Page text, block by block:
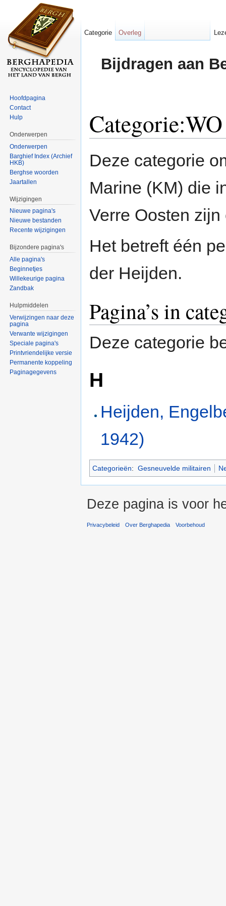
Bijdragen aan
Deze categorie
Marine (KM) die
Verre Oosten
Het betreft één
der Heijden.
Pagina’s in
Deze categorie
H
Heijden,
1942)
Categorieën: Gesneuvelde militairen
Categorie Overleg
Hoofdpagina
Contact
Hulp
Onderwerpen
Onderwerpen
Barghief Index (Archief
HKB)
Berghse woorden
Jaartallen
Wijzigingen
Nieuwe pagina's
Nieuwe bestanden
Recente wijzigingen
Bijzondere pagina's
Alle pagina's
Beginnetjes
Willekeurige pagina
Zandbak
Hulpmiddelen
Verwijzingen naar deze
pagina
Verwante wijzigingen
Speciale pagina's
Printvriendelijke versie
Permanente koppeling
Paginagegevens
Deze pagina is voor
Privacybeleid Over Berghapedia Voorbehoud